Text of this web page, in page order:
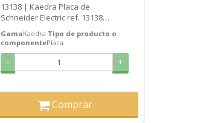
SEMANAS]
13138 | Kaedra Placa de
Schneider Electric ref. 13138
de...
GamaKaedra Tipo de producto o
componentePlaca
- +
Comprar